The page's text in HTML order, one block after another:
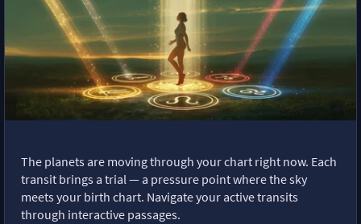
The planets are moving through your chart right now. Each
transit brings a trial — a pressure point where the sky
meets your birth chart. Navigate your active transits
through interactive passages.